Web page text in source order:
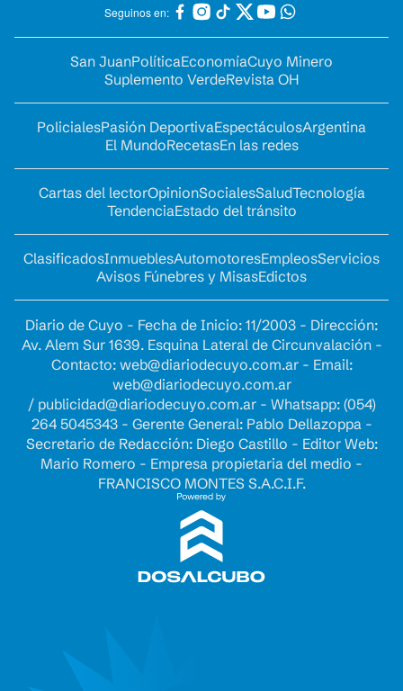
Seguinos en:
San JuanPolíticaEconomíaCuyo Minero
Suplemento VerdeRevista OH
PolicialesPasión DeportivaEspectáculosArgentina
El MundoRecetasEn las redes
Cartas del lectorOpinionSocialesSaludTecnología
TendenciaEstado del tránsito
ClasificadosInmueblesAutomotoresEmpleosServicios
Avisos Fúnebres y MisasEdictos
Diario de Cuyo - Fecha de Inicio: 11/2003 - Dirección:
Av. Alem Sur 1639. Esquina Lateral de Circunvalación -
Contacto: web@diariodecuyo.com.ar- Email:
web@diariodecuyo.com.ar
/ publicidad@diariodecuyo.com.ar- Whatsapp: (054)
264 5045343 - Gerente General: Pablo Dellazoppa -
Secretario de Redacción: Diego Castillo - Editor Web:
Mario Romero - Empresa propietaria del medio -
FRANCISCO MONTES S.A.C.I.F.